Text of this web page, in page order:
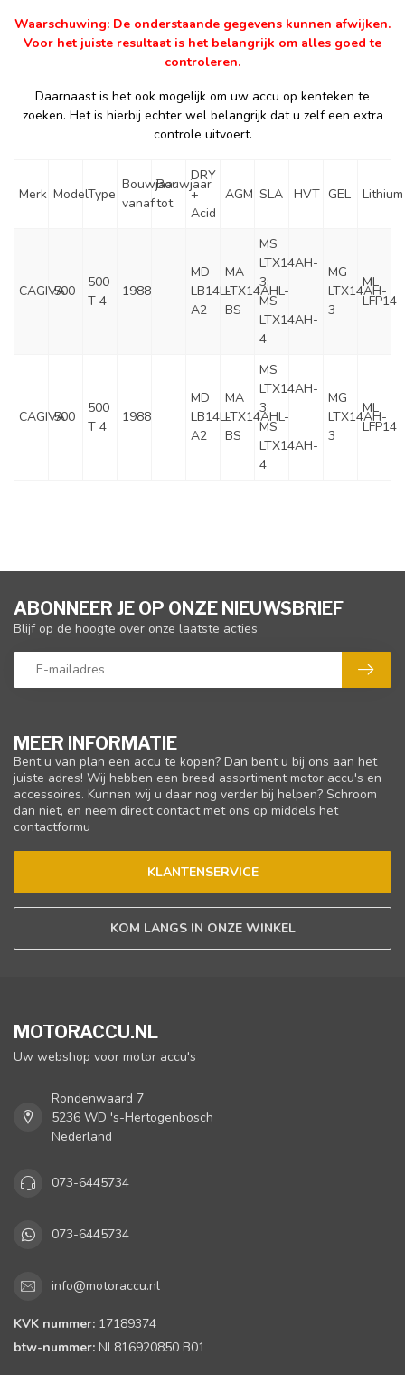
Waarschuwing: De onderstaande gegevens kunnen afwijken.
Voor het juiste resultaat is het belangrijk om alles goed te
controleren.
Daarnaast is het ook mogelijk om uw accu op kenteken te
zoeken. Het is hierbij echter wel belangrijk dat u zelf een extra
controle uitvoert.
Merk ModelType
Bouwjaar
vanaf
Bouwjaar
tot
DRY
+
Acid
AGM SLA HVT GEL Lithium
CAGIVA500
500
T 4
1988
MD
LB14L-
A2
MA
LTX14AHL-
BS
MS
LTX14AH-
3;
MS
LTX14AH-
4
MG
LTX14AH-
3
ML
LFP14
CAGIVA500
500
T 4
1988
MD
LB14L-
A2
MA
LTX14AHL-
BS
MS
LTX14AH-
3;
MS
LTX14AH-
4
MG
LTX14AH-
3
ML
LFP14
MEER INFORMATIE
Bent u van plan een accu te kopen? Dan bent u bij ons aan het
juiste adres! Wij hebben een breed assortiment motor accu's en
accessoires. Kunnen wij u daar nog verder bij helpen? Schroom
dan niet, en neem direct contact met ons op middels het
contactformu
KLANTENSERVICE
KOM LANGS IN ONZE WINKEL
ABONNEER JE OP ONZE NIEUWSBRIEF
Blijf op de hoogte over onze laatste acties
MOTORACCU.NL
Uw webshop voor motor accu's
Rondenwaard 7
5236 WD 's-Hertogenbosch
Nederland
073-6445734
073-6445734
info@motoraccu.nl
KVK nummer: 17189374
btw-nummer: NL816920850 B01